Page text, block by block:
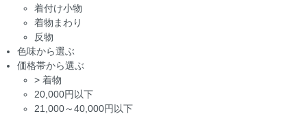
着付け小物
着物まわり
反物
色味から選ぶ
価格帯から選ぶ
> 着物
20,000円以下
21,000～40,000円以下